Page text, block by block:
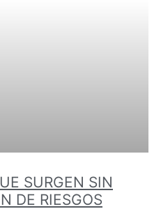
SURGEN SIN
DE RIESGOS